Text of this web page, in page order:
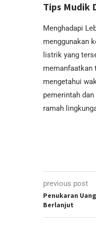
Tips Mudik
Menghadapi
menggunakan
listrik yang
memanfaatkan
mengetahui
pemerintah
ramah
previous post
Penukaran
Berlanjut